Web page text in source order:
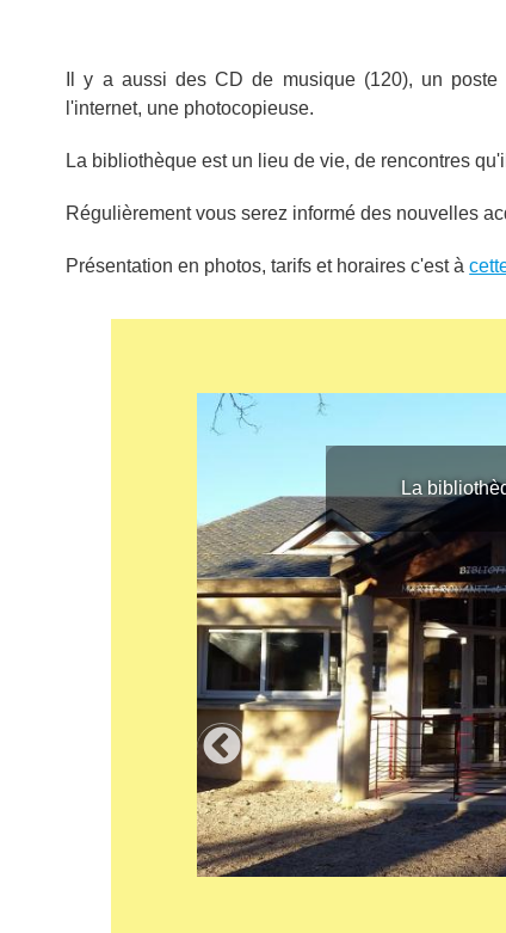
Il y a aussi des CD de musique (120), un
l'internet, une photocopieuse.
La bibliothèque est un lieu de vie, de rencontres
Régulièrement vous serez informé des nouvelles
Présentation en photos, tarifs et horaires c'est à
La